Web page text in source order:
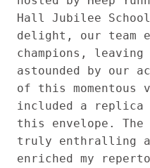
Hall Jubilee
delight, our team
champions,
astounded by our
of this
included a
this envelope. The
truly enthralling
enriched my